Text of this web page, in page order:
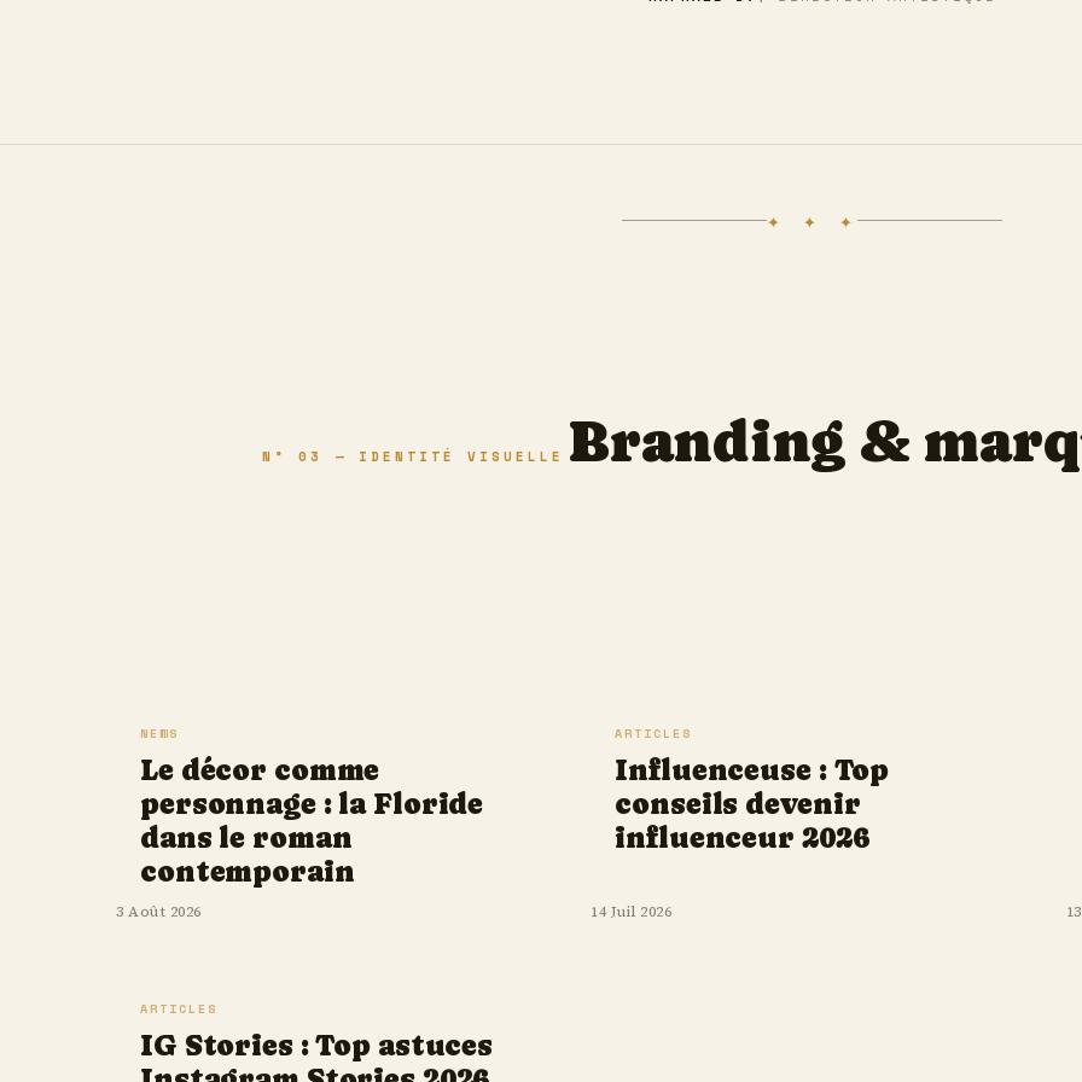
✦ ✦ ✦
N° 03 — IDENTITÉ VISUELLE Branding &
NEWS
Le décor comme
personnage : la Floride
dans le roman
contemporain
3 Août 2026
ARTICLES
Influenceuse : Top
conseils devenir
influenceur 2026
14 Juil 2026
ARTICLES
IG Stories : Top astuces